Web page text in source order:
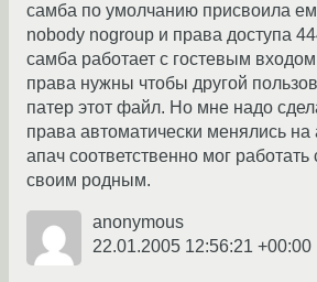
самба по умолчанию присвоила
nobody nogroup и права доступа
самба работает с гостевым входом
права нужны чтобы другой
патер этот файл. Но мне надо
права автоматически менялись
апач соответственно мог
своим родным.
anonymous
22.01.2005 12:56:21 +00:00